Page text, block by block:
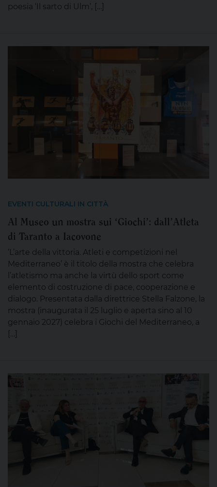
poesia ‘Il sarto di Ulm’, […]
EVENTI CULTURALI IN CITTÀ
Al Museo un mostra sui ‘Giochi’: dall’Atleta
di Taranto a Iacovone
‘L’arte della vittoria. Atleti e competizioni nel
Mediterraneo’ è il titolo della mostra che celebra
l’atletismo ma anche la virtù dello sport come
elemento di costruzione di pace, cooperazione e
dialogo. Presentata dalla direttrice Stella Falzone, la
mostra (inaugurata il 25 luglio e aperta sino al 10
gennaio 2027) celebra i Giochi del Mediterraneo, a
[…]